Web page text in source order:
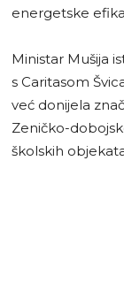
energetske
Ministar Mušija
s Caritasom
već donijela
Zeničko-
školskih